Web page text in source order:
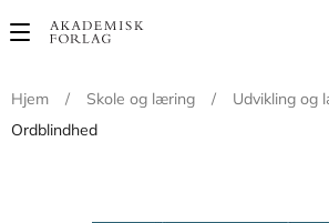
Main
Hjem
/ Skole og læring / Udvikling og
Ordblindhed